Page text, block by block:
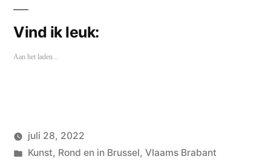
Vind ik leuk:
Aan het laden...
Geplaatst
wouterpinkhof
juli 28, 2022
Geplaatst
Kunst, Rond en in Brussel, Vlaams Brabant